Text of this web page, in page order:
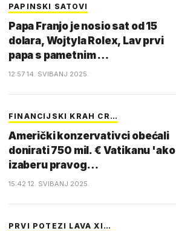
PAPINSKI SATOVI
Papa Franjo je nosio sat od 15
dolara, Wojtyla Rolex, Lav prvi
papa s pametnim …
12:57 14. SVIBANJ 2025.
FINANCIJSKI KRAH CR…
Američki konzervativci obećali
donirati 750 mil. € Vatikanu 'ako
izaberu pravog…
15:42 12. SVIBANJ 2025.
PRVI POTEZI LAVA XI…